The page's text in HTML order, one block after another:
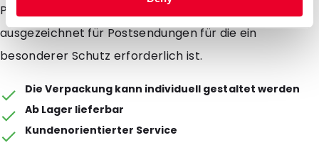
Portokosten. CoverPlus-Air-Umschläge eignen sich
ausgezeichnet für Postsendungen für die ein
besonderer Schutz erforderlich ist.
Die Verpackung kann individuell gestaltet werden
Ab Lager lieferbar
Kundenorientierter Service